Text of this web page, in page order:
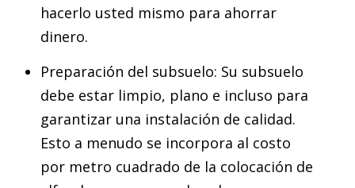
hacerlo usted mismo para ahorrar
dinero.
Preparación del subsuelo: Su subsuelo
debe estar limpio, plano e incluso para
garantizar una instalación de calidad.
Esto a menudo se incorpora al costo
por metro cuadrado de la colocación de